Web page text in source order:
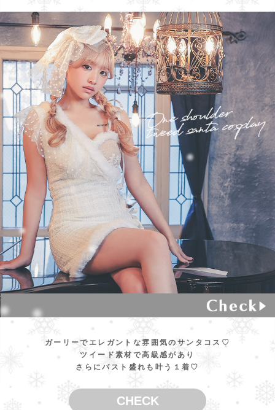
ガーリーでエレガントな雰囲気のサンタコス♡
ツイード素材で高級感があり
さらにバスト盛れも叶う１着♡
CHECK